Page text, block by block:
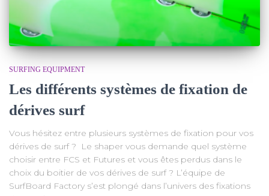
SURFING EQUIPMENT
Les différents systèmes de fixation de
dérives surf
Vous hésitez entre plusieurs systèmes de fixation pour vos
dérives de surf ? Le shaper vous demande quel système
choisir entre FCS et Futures et vous êtes perdus dans le
choix du boitier de vos dérives de surf ? L’équipe de
SurfBoard Factory s’est plongé dans l’univers des fixations